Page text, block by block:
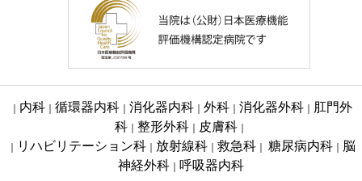
｜ 内科 ｜ 循環器内科 ｜ 消化器内科 ｜ 外科 ｜ 消化器外科 ｜ 肛門外
科 ｜ 整形外科 ｜ 皮膚科 ｜
｜ リハビリテーション科｜ 放射線科｜ 救急科｜ 糖尿病内科｜ 脳
神経外科 ｜ 呼吸器内科